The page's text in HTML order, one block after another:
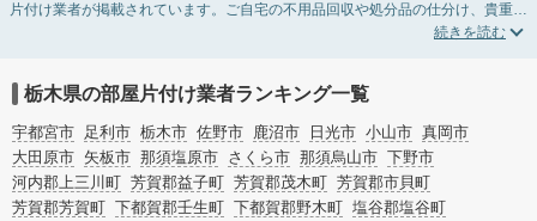
片付け業者が掲載されています。ご自宅の不用品回収や処分品の仕分け、貴重品
の捜索などの依頼ができます。栃木県鹿沼市の部屋片付けの料金相場情報だけで
う。部屋片付けはいつか着手しようと思っていると、ついつい後回しになってし
まいますが、不用品だと思っていたものに思わぬ買取額が付いていることもあり
ます。
ご自分で無理なくできる片付け方法やご実家の片付けノウハウもお届けしていま
すので、ぜひあわせてご覧ください。
栃木県の部屋片付け業者ランキング一覧
宇都宮市 足利市 栃木市 佐野市 鹿沼市 日光市 小山市 真岡市
大田原市 矢板市 那須塩原市 さくら市 那須烏山市 下野市
河内郡上三川町 芳賀郡益子町 芳賀郡茂木町 芳賀郡市貝町
芳賀郡芳賀町 下都賀郡壬生町 下都賀郡野木町 塩谷郡塩谷町